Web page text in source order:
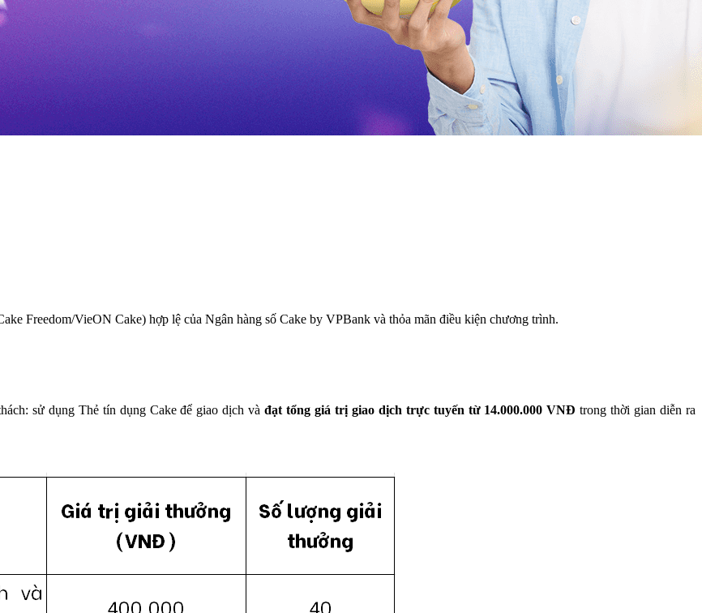
Freedom/VieON Cake) hợp lệ của Ngân hàng số Cake by VPBank và thỏa mãn điều kiện chương trình.
sử dụng Thẻ tín dụng Cake để giao dịch vàđạt tổng giá trị giao dịch trực tuyến từ 14.000.000 VNĐ trong thời gian diễn ra